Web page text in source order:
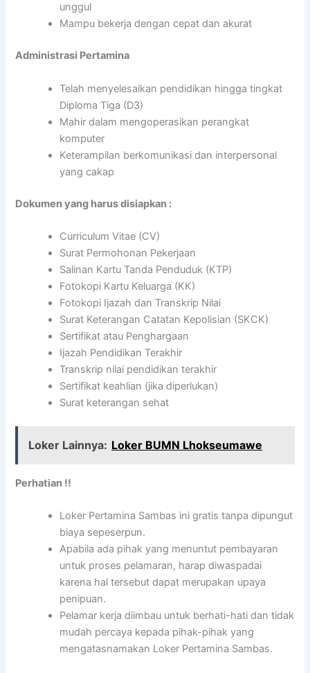
unggul
Mampu bekerja dengan cepat dan akurat
Administrasi Pertamina
Telah menyelesaikan pendidikan hingga tingkat
Diploma Tiga (D3)
Mahir dalam mengoperasikan perangkat
komputer
Keterampilan berkomunikasi dan interpersonal
yang cakap
Dokumen yang harus disiapkan :
Curriculum Vitae (CV)
Surat Permohonan Pekerjaan
Salinan Kartu Tanda Penduduk (KTP)
Fotokopi Kartu Keluarga (KK)
Fotokopi Ijazah dan Transkrip Nilai
Surat Keterangan Catatan Kepolisian (SKCK)
Sertifikat atau Penghargaan
Ijazah Pendidikan Terakhir
Transkrip nilai pendidikan terakhir
Sertifikat keahlian (jika diperlukan)
Surat keterangan sehat
Loker Lainnya: Loker BUMN Lhokseumawe
Perhatian !!
Loker Pertamina Sambas ini gratis tanpa dipungut
biaya sepeserpun.
Apabila ada pihak yang menuntut pembayaran
untuk proses pelamaran, harap diwaspadai
karena hal tersebut dapat merupakan upaya
penipuan.
Pelamar kerja diimbau untuk berhati-hati dan tidak
mudah percaya kepada pihak-pihak yang
mengatasnamakan Loker Pertamina Sambas.